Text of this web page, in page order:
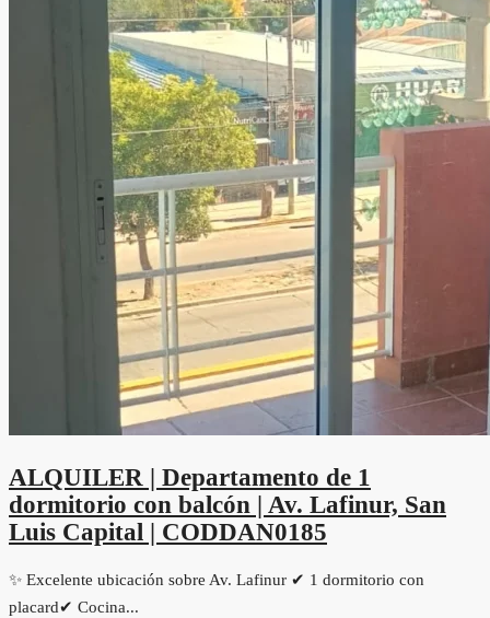
ALQUILER | Departamento de 1
dormitorio con balcón | Av. Lafinur, San
Luis Capital | CODDAN0185
✨ Excelente ubicación sobre Av. Lafinur ✔ 1 dormitorio con
placard✔ Cocina...